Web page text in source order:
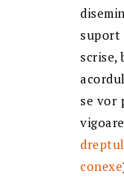
suport
scrise,
se vor
conexe